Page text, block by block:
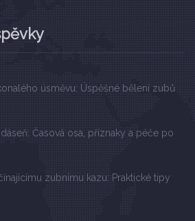
úsměvu: Úspěšné bělení zubů
Časová osa, příznaky a péče po
zubnímu kazu: Praktické tipy